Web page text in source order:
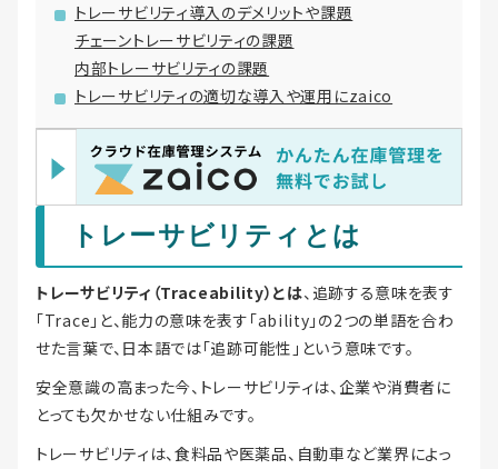
トレーサビリティ導入のデメリットや課題
チェーントレーサビリティの課題
内部トレーサビリティの課題
トレーサビリティの適切な導入や運用にzaico
トレーサビリティとは
トレーサビリティ（Traceability）とは、追跡する意味を表す
「Trace」と、能力の意味を表す「ability」の2つの単語を合わ
せた言葉で、日本語では「追跡可能性」という意味です。
安全意識の高まった今、トレーサビリティは、企業や消費者に
とっても欠かせない仕組みです。
トレーサビリティは、食料品や医薬品、自動車など業界によっ